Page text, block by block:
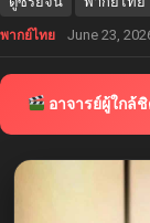
พากย์ไทย June 23,
อาจารย์ผู้ใกล้